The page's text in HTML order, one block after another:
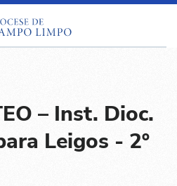
– Inst. Dioc.
Leigos - 2º